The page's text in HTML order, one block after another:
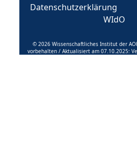
Datenschutzerklärung
WIdO
© 2026 Wissenschaftliches Institut der
vorbehalten / Aktualisiert am 07.10.2025: